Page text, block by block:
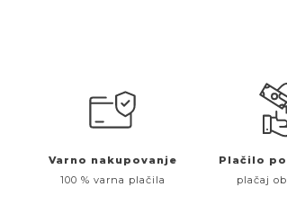
Varno nakupovanje
100 % varna plačila
Plačilo
plačaj